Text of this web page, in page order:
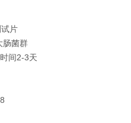
片
肠菌群
间2-3天